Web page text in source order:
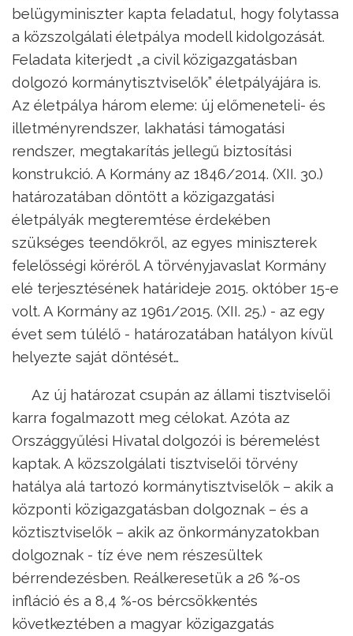
belügyminiszter kapta feladatul, hogy folytassa
a közszolgálati életpálya modell kidolgozását.
Feladata kiterjedt „a civil közigazgatásban
dolgozó kormánytisztviselők” életpályájára is.
Az életpálya három eleme: új előmeneteli- és
illetményrendszer, lakhatási támogatási
rendszer, megtakarítás jellegű biztosítási
konstrukció. A Kormány az 1846/2014. (XII. 30.)
határozatában döntött a közigazgatási
életpályák megteremtése érdekében
szükséges teendőkről, az egyes miniszterek
felelősségi köréről. A törvényjavaslat Kormány
elé terjesztésének határideje 2015. október 15-e
volt. A Kormány az 1961/2015. (XII. 25.) - az egy
évet sem túlélő - határozatában hatályon kívül
helyezte saját döntését…
Az új határozat csupán az állami tisztviselői
karra fogalmazott meg célokat. Azóta az
Országgyűlési Hivatal dolgozói is béremelést
kaptak. A közszolgálati tisztviselői törvény
hatálya alá tartozó kormánytisztviselők – akik a
központi közigazgatásban dolgoznak – és a
köztisztviselők – akik az önkormányzatokban
dolgoznak - tíz éve nem részesültek
bérrendezésben. Reálkeresetük a 26 %-os
infláció és a 8,4 %-os bércsökkentés
következtében a magyar közigazgatás